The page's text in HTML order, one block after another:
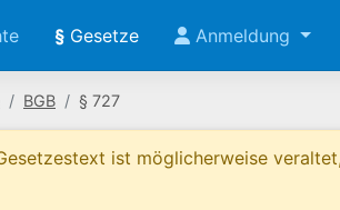
§ Gesetze Anmeldung
BGB § 727
ist möglicherweise